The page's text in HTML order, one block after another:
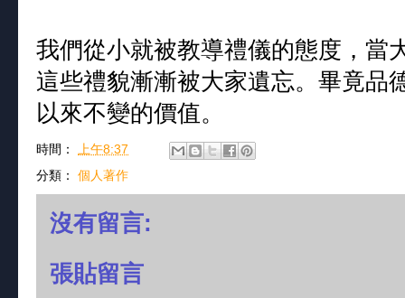
我們從小就被教導禮儀的態度，當
這些禮貌漸漸被大家遺忘。畢竟品
以來不變的價值。
時間： 上午8:37
分類： 個人著作
沒有留言:
張貼留言